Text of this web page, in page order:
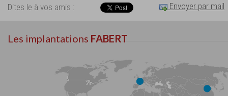
Dites le à vos amis : Envoyer par mail
Les implantations FABERT